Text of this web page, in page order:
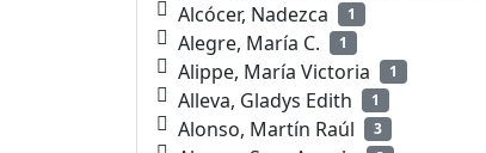
Alcócer, Nadezca 1
Alegre, María C. 1
Alippe, María Victoria 1
Alleva, Gladys Edith 1
Alonso, Martín Raúl 3